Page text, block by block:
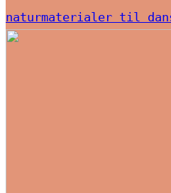
naturmaterialer til